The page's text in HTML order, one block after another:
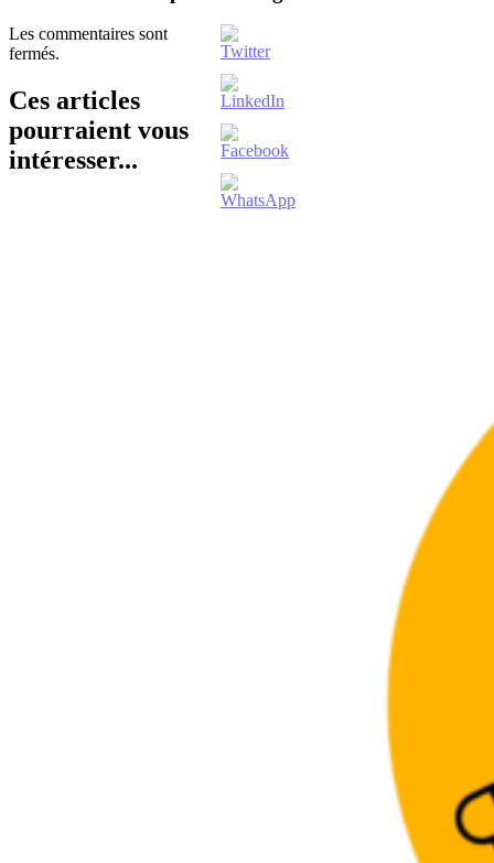
Les commentaires sont
fermés.
Ces articles
pourraient vous
intéresser...